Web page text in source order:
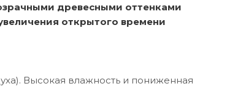
древесными оттенками
открытого времени
Высокая влажность и пониженная